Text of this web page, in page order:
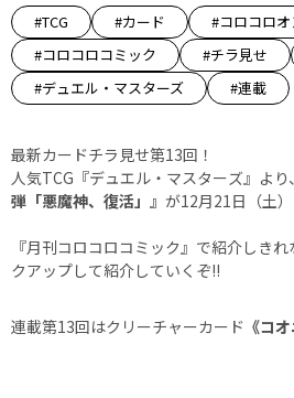
#TCG #カード
#コロコロ
#コロコロコミック
#チラ見せ
#デュエル・マスターズ
#連載
最新カードチラ見せ第13回！
人気TCG『デュエル・マスターズ』より
弾「悪魔神、復活」』 が12月21日（土
『月刊コロコロコミック』で紹介しき
クアップして紹介していくぞ!!
連載第13回はクリーチャーカード 《コ